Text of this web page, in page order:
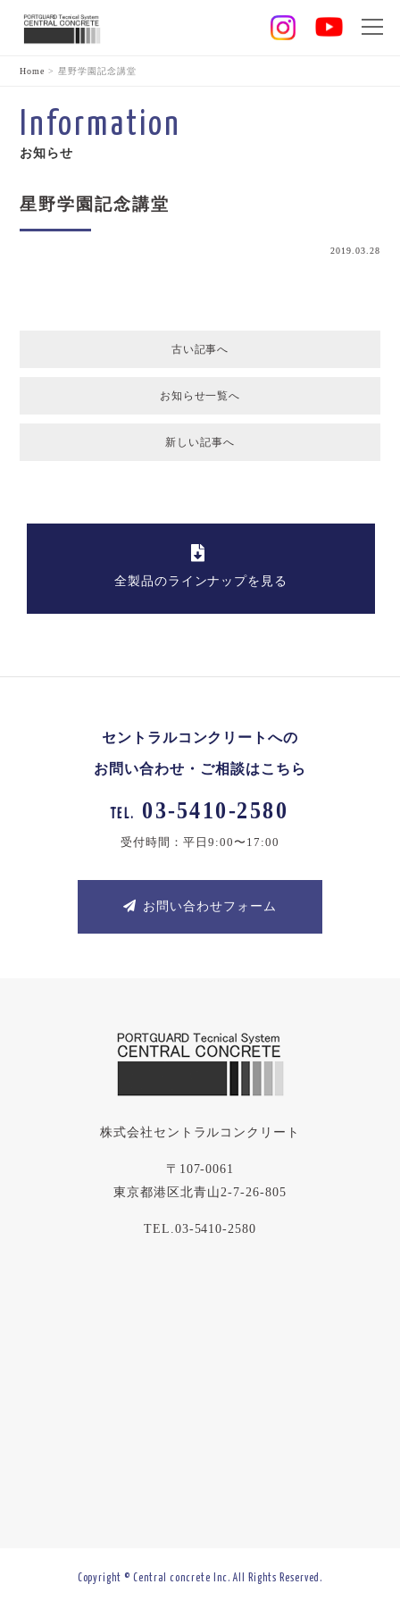
Home >星野学園記念講堂
Information
お知らせ
星野学園記念講堂
2019.03.28
古い記事へ
お知らせ一覧へ
新しい記事へ
全製品のラインナップを見る
セントラルコンクリートへの
お問い合わせ・ご相談はこちら
TEL. 03-5410-2580
受付時間：平日9:00〜17:00
お問い合わせフォーム
株式会社セントラルコンクリート
〒107-0061
東京都港区北青山2-7-26-805
TEL.03-5410-2580
Copyright © Central concrete Inc. All Rights Reserved.